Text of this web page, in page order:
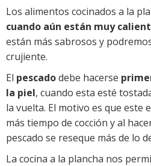
Los alimentos cocinados a la
cuando aún están muy
están más sabrosos y
crujiente.
El pescadodebe hacerse
la piel, cuando esta esté
la vuelta. El motivo es que este
más tiempo de cocción y al
pescado se reseque más de lo
La cocina a la plancha nos